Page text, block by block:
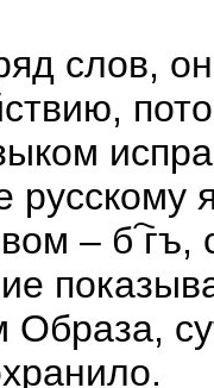
слов,
русскому
– б ҇гъ,
Образа,